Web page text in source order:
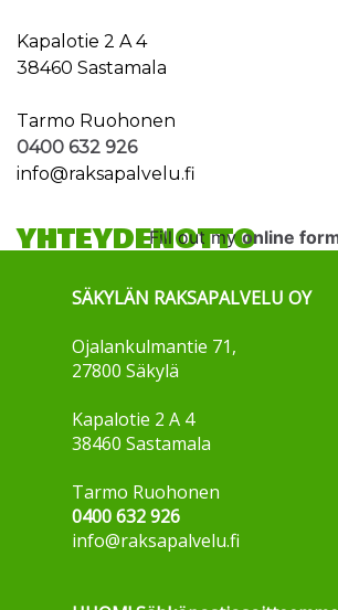
Kapalotie 2 A 4
38460 Sastamala
Tarmo Ruohonen
0400 632 926
info@raksapalvelu.fi
YHTEYDENOTTO
Fill out myonline
SÄKYLÄN RAKSAPALVELU OY
Ojalankulmantie 71,
27800 Säkylä
Kapalotie 2 A 4
38460 Sastamala
Tarmo Ruohonen
0400 632 926
info@raksapalvelu.fi